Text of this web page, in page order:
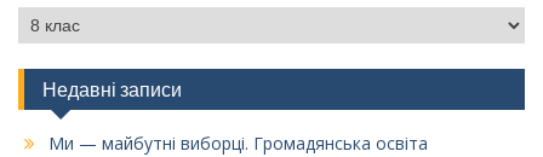
Категорії
Недавні записи
Ми — майбутні виборці. Громадянська освіта